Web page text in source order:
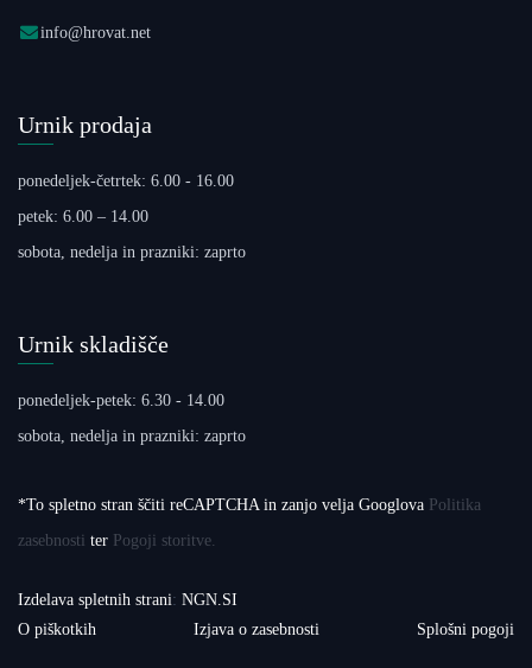
info@hrovat.net
Urnik prodaja
ponedeljek-četrtek: 6.00 - 16.00
petek: 6.00 – 14.00
sobota, nedelja in prazniki: zaprto
Urnik skladišče
ponedeljek-petek: 6.30 - 14.00
sobota, nedelja in prazniki: zaprto
*To spletno stran ščiti reCAPTCHA in zanjo velja Googlova Politika
zasebnosti ter Pogoji storitve.
Izdelava spletnih strani: NGN.SI
O piškotkih
Izjava o zasebnosti Splošni pogoji